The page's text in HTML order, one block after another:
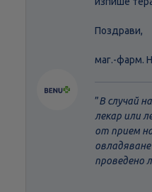
Поздрави,
маг.-фарм.
”В случай
лекар или
от прием
проведено